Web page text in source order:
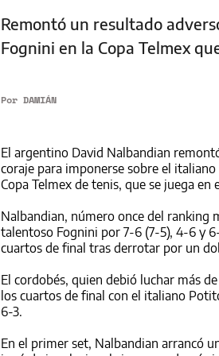
Remontó un resultado
Fognini en la Copa Telmex
Por DAMIÁN
El argentino David Nalbandian
coraje para imponerse sobre el
Copa Telmex de tenis, que se juega
Nalbandian, número once del ranking
talentoso Fognini por 7-6 (7-5), 4-6 y
cuartos de final tras derrotar por un
El cordobés, quien debió luchar más
los cuartos de final con el italiano
6-3.
En el primer set, Nalbandian arrancó